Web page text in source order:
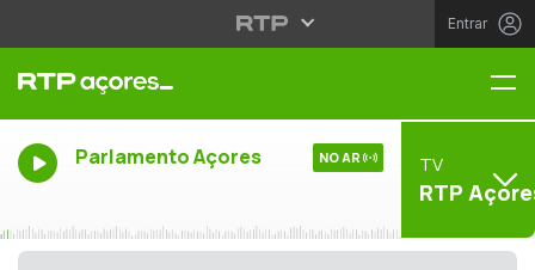
Entrar
Parlamento Açores NO AR TV
RTP